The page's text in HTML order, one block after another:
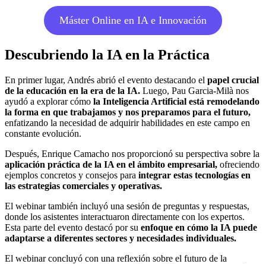
Máster Online en IA e Innovación
Descubriendo la IA en la Práctica
En primer lugar, Andrés abrió el evento destacando el papel crucial
de la educación en la era de la IA. Luego, Pau Garcia-Milà nos
ayudó a explorar cómo la Inteligencia Artificial está remodelando
la forma en que trabajamos y nos preparamos para el futuro,
enfatizando la necesidad de adquirir habilidades en este campo en
constante evolución.
Después, Enrique Camacho nos proporcionó su perspectiva sobre la
aplicación práctica de la IA en el ámbito empresarial, ofreciendo
ejemplos concretos y consejos para integrar estas tecnologías en
las estrategias comerciales y operativas.
El webinar también incluyó una sesión de preguntas y respuestas,
donde los asistentes interactuaron directamente con los expertos.
Esta parte del evento destacó por su enfoque en cómo la IA puede
adaptarse a diferentes sectores y necesidades individuales.
El webinar concluyó con una reflexión sobre el futuro de la